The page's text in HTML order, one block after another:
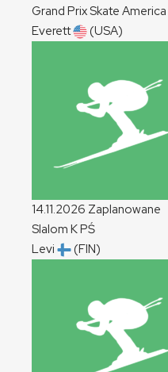
Grand Prix Skate America
Everett
(USA)
14.11.2026 Zaplanowane
Slalom KPŚ
Levi
(FIN)